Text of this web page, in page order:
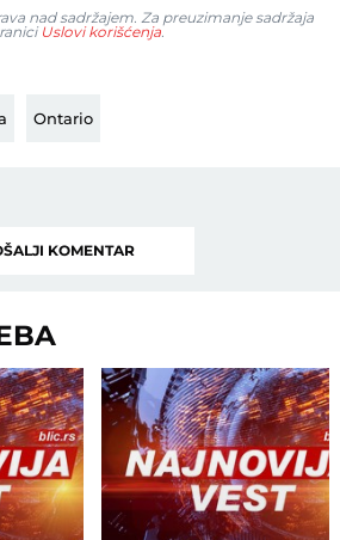
nad sadržajem. Za preuzimanje sadržaja
Uslovi korišćenja.
Ontario
KOMENTAR